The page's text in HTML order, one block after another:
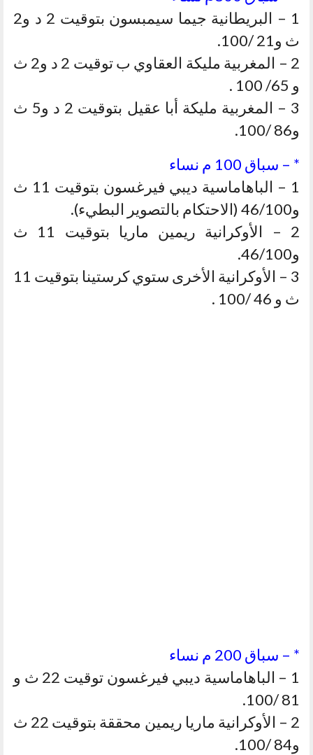
1 – البريطانية جيما سيمبسون بتوقيت 2 د و2
ث و21 /100.
2 – المغربية مليكة العقاوي ب توقيت 2 د و2 ث
و 65/ 100 .
3 – المغربية مليكة أبا عقيل بتوقيت 2 د و5 ث
و86 /100.
* – سباق 100 م نساء
1 – الباهاماسية ديبي فيرغسون بتوقيت 11 ث
و46/100 (الاحتكام بالتصوير البطيء).
2 – الأوكرانية ريمين ماريا بتوقيت 11 ث
و46/100.
3 – الأوكرانية الأخرى ستوي كرستينا بتوقيت 11
ث و 46 /100 .
* – سباق 200 م نساء
1 – الباهاماسية ديبي فيرغسون توقيت 22 ث و
81 /100.
2 – الأوكرانية ماريا ريمين محققة بتوقيت 22 ث
و84 /100.